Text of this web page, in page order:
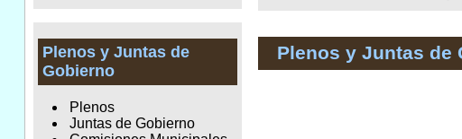
Plenos y Juntas de
Gobierno
Plenos
Juntas de Gobierno
Plenos y Juntas de